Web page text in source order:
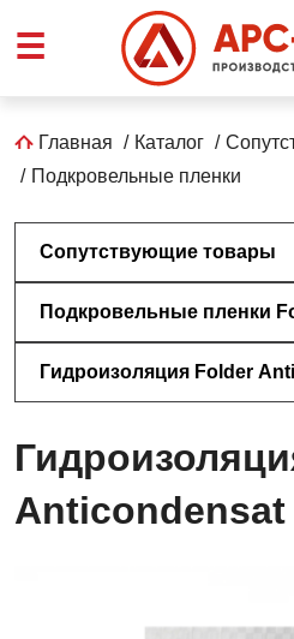
☰
Строка
навигации
Главная Каталог
Подкровельные пленки
Сопутствующие товары
Подкровельные пленки
Гидроизоляция Folder
Anticondensat